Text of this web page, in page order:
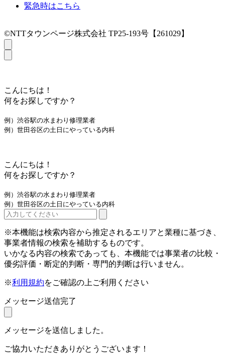
緊急時はこちら
©NTTタウンページ株式会社 TP25-193号【261029】
こんにちは！
何をお探しですか？
例）渋谷駅の水まわり修理業者
例）世田谷区の土日にやっている内科
こんにちは！
何をお探しですか？
例）渋谷駅の水まわり修理業者
例）世田谷区の土日にやっている内科
※本機能は検索内容から推定されるエリアと業種に基づき、
事業者情報の検索を補助するものです。
いかなる内容の検索であっても、本機能では事業者の比較・
優劣評価・断定的判断・専門的判断は行いません。
※利用規約をご確認の上ご利用ください
メッセージ送信完了
メッセージを送信しました。
ご協力いただきありがとうございます！